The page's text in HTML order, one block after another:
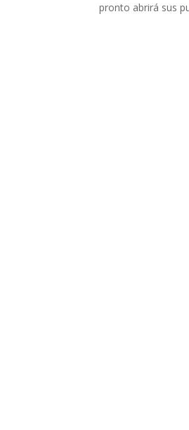
pronto abrirá sus